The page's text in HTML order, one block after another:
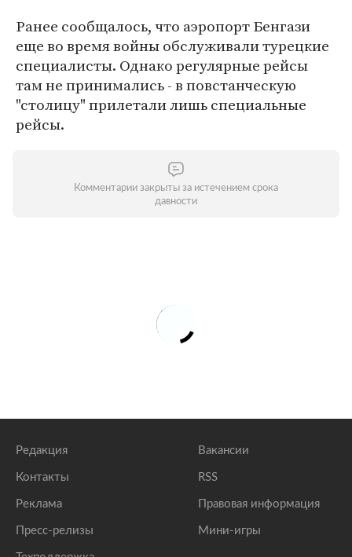
Ранее сообщалось, что аэропорт Бенгази
еще во время войны обслуживали турецкие
специалисты. Однако регулярные рейсы
там не принимались - в повстанческую
"столицу" прилетали лишь специальные
рейсы.
Комментарии закрыты за истечением срока
давности
Редакция
Контакты
Реклама
Пресс-релизы
Вакансии
RSS
Правовая информация
Мини-игры